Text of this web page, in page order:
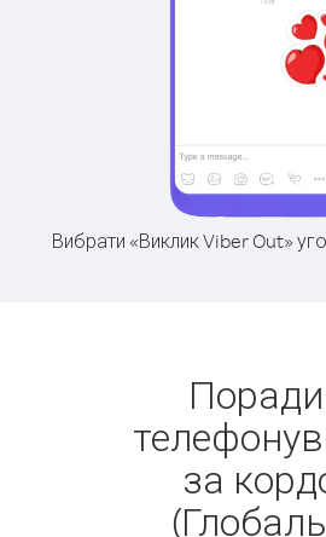
Вибрати «Виклик Viber Out»
за